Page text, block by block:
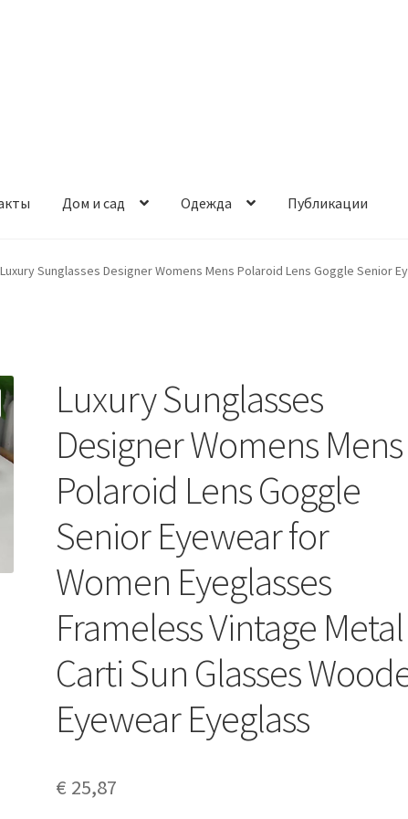
Дом и сад Одежда Публикации
Luxury Sunglasses Designer Womens Mens Polaroid Lens Goggle Senior
Luxury Sunglasses
Designer Womens Mens
Polaroid Lens Goggle
Senior Eyewear for
Women Eyeglasses
Frameless Vintage Metal
Carti Sun Glasses
Eyewear Eyeglass
€ 25,87